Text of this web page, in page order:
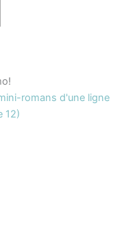
Le
initial
était :
actuel